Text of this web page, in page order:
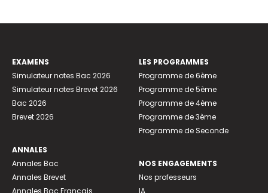
EXAMENS
Simulateur notes Bac 2026
Simulateur notes Brevet 2026
Bac 2026
Brevet 2026
ANNALES
Annales Bac
Annales Brevet
Annales Bac Français
LES PROGRAMMES
Programme de 6ème
Programme de 5ème
Programme de 4ème
Programme de 3ème
Programme de Seconde
NOS ENGAGEMENTS
Nos professeurs
IA